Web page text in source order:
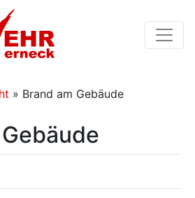
» Brand am Gebäude